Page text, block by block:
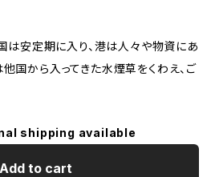
は安定期に入り、港は人々や物資にあ
国から入ってきた水煙草をくわえ、ご
shipping available
Add to cart